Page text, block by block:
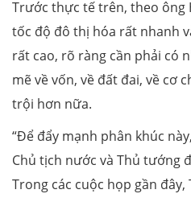
Trước thực tế trên, theo ông
tốc độ đô thị hóa rất nhanh
rất cao, rõ ràng cần phải có
mẽ về vốn, về đất đai, về cơ
trội hơn nữa.
“Để đẩy mạnh phân khúc
Chủ tịch nước và Thủ tướng
Trong các cuộc họp gần